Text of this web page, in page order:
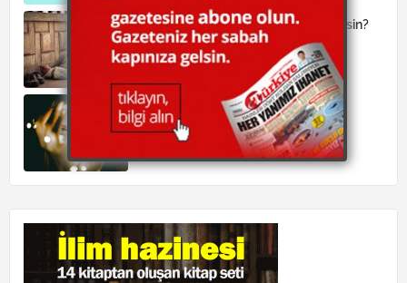
İnanan ve itaat edene niçin azap edilsin?
June 26, 2026
Sihir öğrenmek de, öğretmek de
haramdır
June 19, 2026